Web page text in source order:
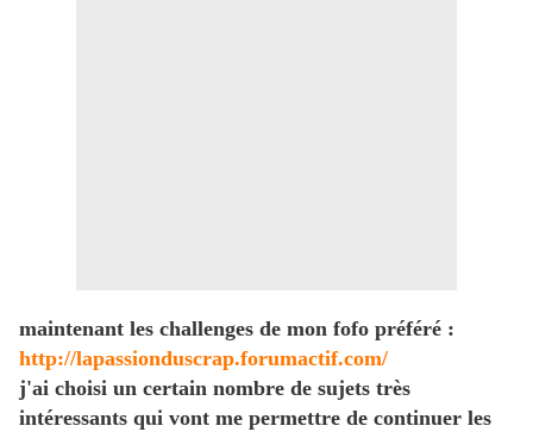
maintenant les challenges de mon fofo préféré :
http://lapassionduscrap.forumactif.com/
j'ai choisi un certain nombre de sujets très
intéressants qui vont me permettre de continuer les